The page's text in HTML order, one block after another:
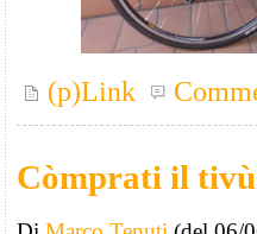
(p)Link
Còmprati il